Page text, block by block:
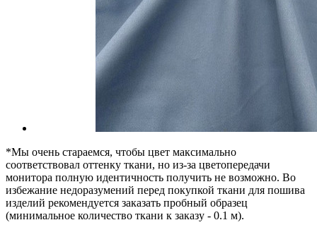
*Мы очень стараемся, чтобы цвет максимально
соответствовал оттенку ткани, но из-за цветопередачи
монитора полную идентичность получить не возможно. Во
избежание недоразумений перед покупкой ткани для пошива
изделий рекомендуется заказать пробный образец
(минимальное количество ткани к заказу - 0.1 м).